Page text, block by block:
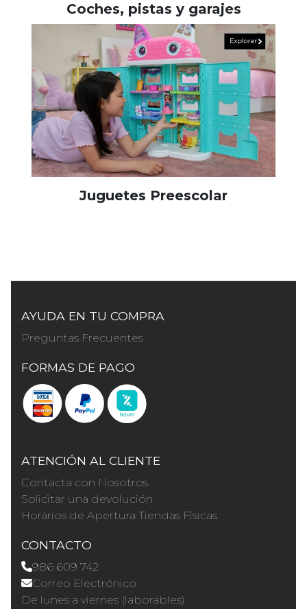
Coches, pistas y garajes
Juguetes Preescolar
AYUDA EN TU COMPRA
Preguntas Frecuentes
FORMAS DE PAGO
ATENCIÓN AL CLIENTE
Contacta con Nosotros
Solicitar una devolución
Horários de Apertura Tiendas Físicas
CONTACTO
986 609 742
Correo Electrónico
De lunes a viernes (laborables)